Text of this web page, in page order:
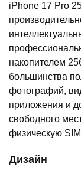
iPhone 17 Pro
накопителем
большинства
фотографий,
приложения и
свободного
физическую
Дизайн